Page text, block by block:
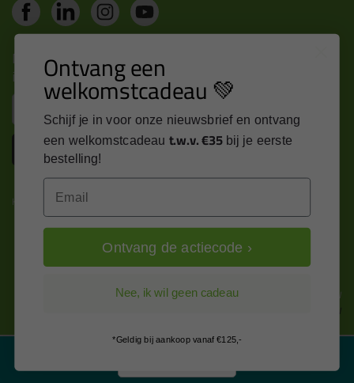
Nieuws, tips en exclusieve deals rechtstreeks in je
inbox
Inschrijven
Kitcentrum is trots op:
Alle prijzen zijn in EURO en excl. 21% BTW
wijzig naar incl. BTW
Ontvang een
welkomstcadeau 💚
Schijf je in voor onze nieuwsbrief en ontvang
een welkomstcadeau t.w.v. €35 bij je eerste
bestelling!
Email
Ontvang de actiecode ›
Nee, ik wil geen cadeau
*Geldig bij aankoop vanaf €125,-